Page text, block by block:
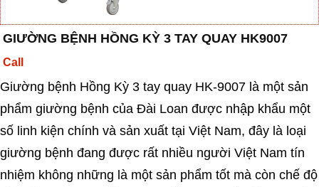
GIƯỜNG BỆNH HỒNG KỲ 3 TAY QUAY HK9007
Call
Giường bệnh Hồng Kỳ 3 tay quay HK-9007 là một sản
phẩm giường bệnh của Đài Loan được nhập khẩu một
số linh kiện chính và sản xuất tại Việt Nam, đây là loại
giường bệnh đang được rất nhiều người Việt Nam tín
nhiệm không những là một sản phẩm tốt mà còn chế độ